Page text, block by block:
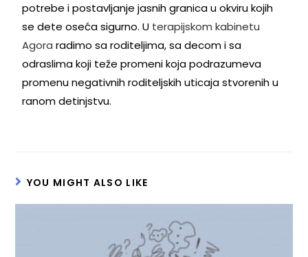
potrebe i postavljanje jasnih granica u okviru kojih
se dete oseća sigurno. U terapijskom kabinetu
Agora radimo sa roditeljima, sa decom i sa
odraslima koji teže promeni koja podrazumeva
promenu negativnih roditeljskih uticaja stvorenih u
ranom detinjstvu.
YOU MIGHT ALSO LIKE